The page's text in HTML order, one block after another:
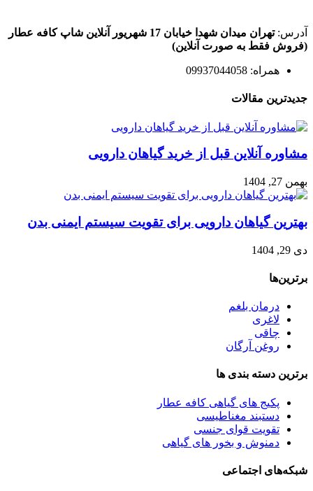
آدرس:تهران میدان شهدا خیابان 17 شهریور آنلاین شاپ کافه عطار
(فروش فقط به صورت آنلاین)
همراه: 09937044058
جدیدترین مقالات
مشاوره آنلاین قبل از خرید گیاهان دارویی
بهمن 27, 1404
بهترین گیاهان دارویی برای تقویت سیستم ایمنی بدن
دی 29, 1404
برترین‌ها
درمان بلغم
لاغری
چاقی
روغن آرگان
برترین‌ دسته بندی ها
پکیج های گیاهی کافه عطار
دستبند مغناطیسی
تقویت قوای جنسی
دمنوش و بخور های گیاهی
شبکه‌های اجتماعی